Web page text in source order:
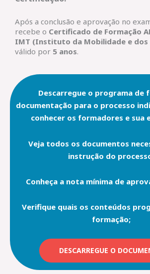
Após a conclusão e aprovação no
recebe o Certificado de Formação
IMT (Instituto da Mobilidade e
válido por 5 anos.
Descarregue o programa de
documentação para o processo
conhecer os formadores e sua
Veja todos os documentos
instrução do
Conheça a nota mínima de
Verifique quais os conteúdos
formação;
DESCARREGUE O